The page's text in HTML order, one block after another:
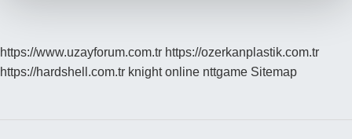
https://www.uzayforum.com.tr https://ozerkanplastik.com.tr
https://hardshell.com.tr knight online nttgame Sitemap